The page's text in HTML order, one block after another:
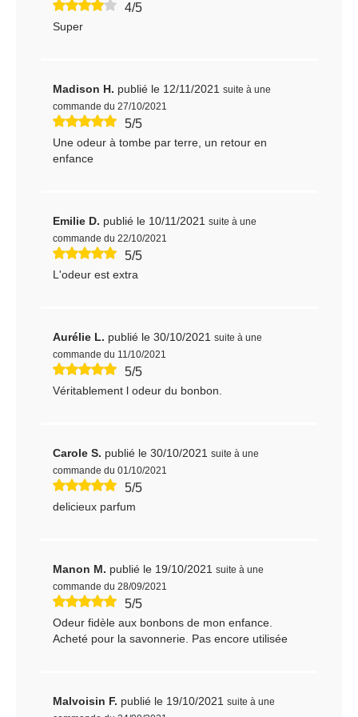
4/5
Super
Madison H. publié le 12/11/2021 suite à une
commande du 27/10/2021
5/5
Une odeur à tombe par terre, un retour en
enfance
Emilie D. publié le 10/11/2021 suite à une
commande du 22/10/2021
5/5
L'odeur est extra
Aurélie L. publié le 30/10/2021 suite à une
commande du 11/10/2021
5/5
Véritablement l odeur du bonbon.
Carole S. publié le 30/10/2021 suite à une
commande du 01/10/2021
5/5
delicieux parfum
Manon M. publié le 19/10/2021 suite à une
commande du 28/09/2021
5/5
Odeur fidèle aux bonbons de mon enfance.
Acheté pour la savonnerie. Pas encore utilisée
Malvoisin F. publié le 19/10/2021 suite à une